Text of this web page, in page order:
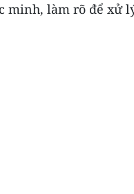
minh, làm rõ để xử